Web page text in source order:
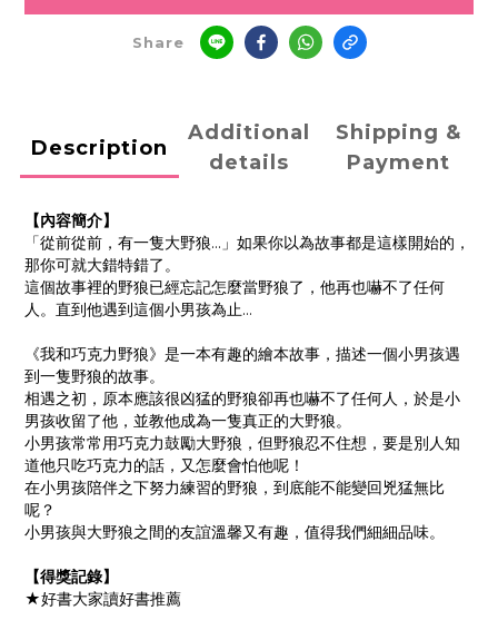
Share
Description
Additional
details
Shipping &
Payment
【內容簡介】
「從前從前，有一隻大野狼…」如果你以為故事都是這樣開始的，
那你可就大錯特錯了。
這個故事裡的野狼已經忘記怎麼當野狼了，他再也嚇不了任何
人。直到他遇到這個小男孩為止…
《我和巧克力野狼》是一本有趣的繪本故事，描述一個小男孩遇
到一隻野狼的故事。
相遇之初，原本應該很凶猛的野狼卻再也嚇不了任何人，於是小
男孩收留了他，並教他成為一隻真正的大野狼。
小男孩常常用巧克力鼓勵大野狼，但野狼忍不住想，要是別人知
道他只吃巧克力的話，又怎麼會怕他呢！
在小男孩陪伴之下努力練習的野狼，到底能不能變回兇猛無比
呢？
小男孩與大野狼之間的友誼溫馨又有趣，值得我們細細品味。
【得獎記錄】
★好書大家讀好書推薦